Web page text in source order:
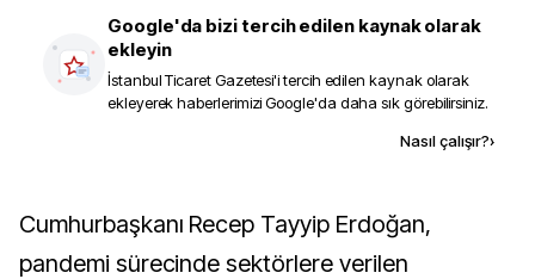
Google'da bizi tercih edilen kaynak olarak
ekleyin
İstanbul Ticaret Gazetesi'i tercih edilen kaynak olarak
ekleyerek haberlerimizi Google'da daha sık görebilirsiniz.
Nasıl çalışır?›
Cumhurbaşkanı Recep Tayyip Erdoğan,
pandemi sürecinde sektörlere verilen